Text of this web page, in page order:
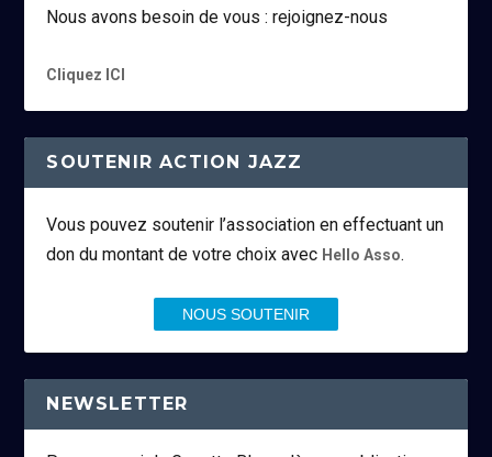
Nous avons besoin de vous : rejoignez-nous
Cliquez ICI
SOUTENIR ACTION JAZZ
Vous pouvez soutenir l’association en effectuant un
don du montant de votre choix avec Hello Asso.
NOUS SOUTENIR
NEWSLETTER